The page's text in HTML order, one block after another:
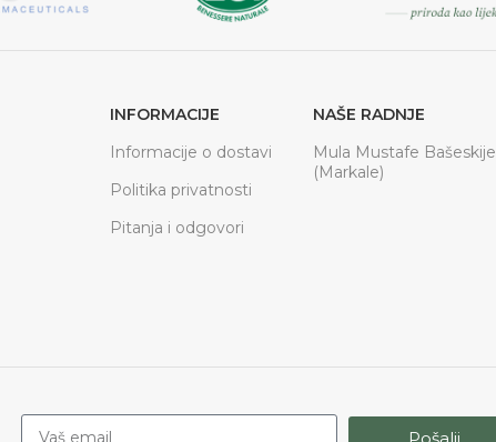
INFORMACIJE
Informacije o dostavi
Politika privatnosti
Pitanja i odgovori
NAŠE RADNJE
Mula Mustafe Bašeskije
(Markale)